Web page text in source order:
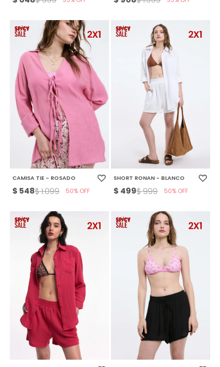
CAMISA TIE - ROSADO
$ 548$1.099 50
SHORT RONAN - BLANCO
$ 499$999 50